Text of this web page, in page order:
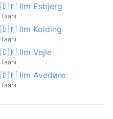
🇩🇰 Ilm Esbjerg
Taani
🇩🇰 Ilm Kolding
Taani
🇩🇰 Ilm Vejle
Taani
🇩🇰 Ilm Avedøre
Taani